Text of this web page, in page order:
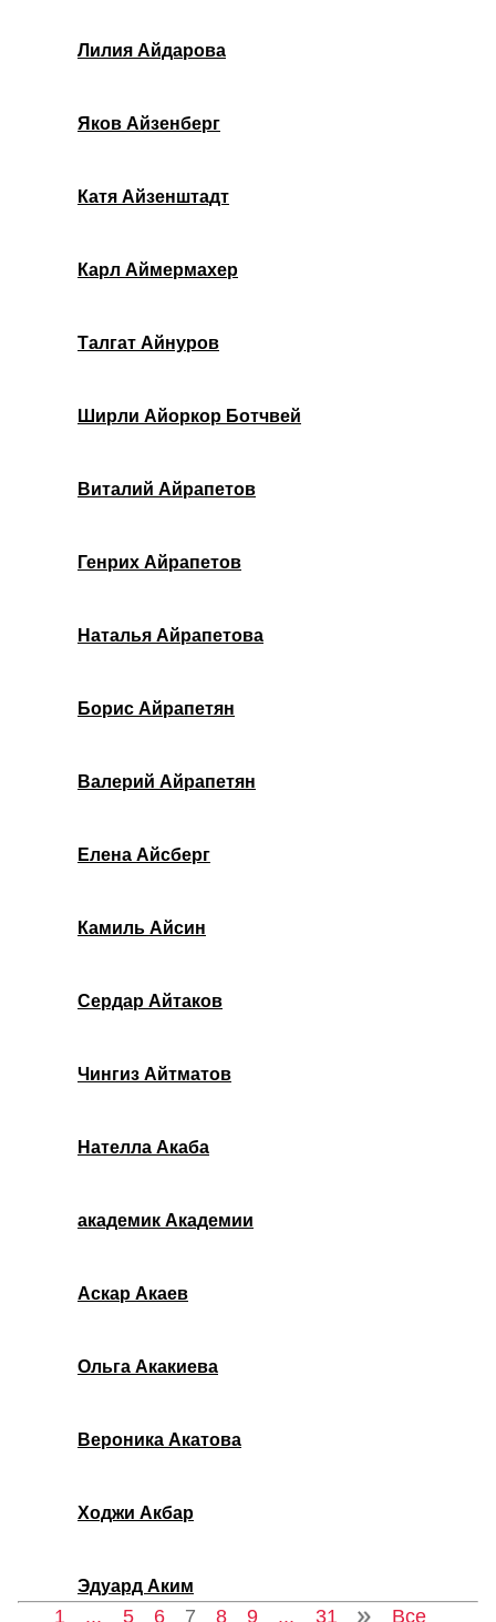
Лилия Айдарова
Яков Айзенберг
Катя Айзенштадт
Карл Аймермахер
Талгат Айнуров
Ширли Айоркор Ботчвей
Виталий Айрапетов
Генрих Айрапетов
Наталья Айрапетова
Борис Айрапетян
Валерий Айрапетян
Елена Айсберг
Камиль Айсин
Сердар Айтаков
Чингиз Айтматов
Нателла Акаба
академик Академии
Аскар Акаев
Ольга Акакиева
Вероника Акатова
Ходжи Акбар
Эдуард Аким
1 ... 5 6 7 8 9 ... 31 Все